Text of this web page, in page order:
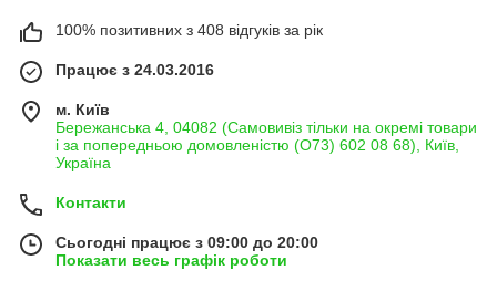
100% позитивних з 408 відгуків за рік
Працює з 24.03.2016
м. Київ
Бережанська 4, 04082 (Самовивіз тільки на окремі товари
і за попередньою домовленістю (О73) 602 08 68), Київ,
Україна
Контакти
Сьогодні працює з 09:00 до 20:00
Показати весь графік роботи